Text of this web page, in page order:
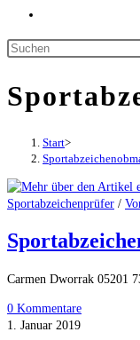
Suche
umschalten
Start>
Sportabzeichenprüfer /
Carmen Dworrak 05201
0 Kommentare
1. Januar 2019